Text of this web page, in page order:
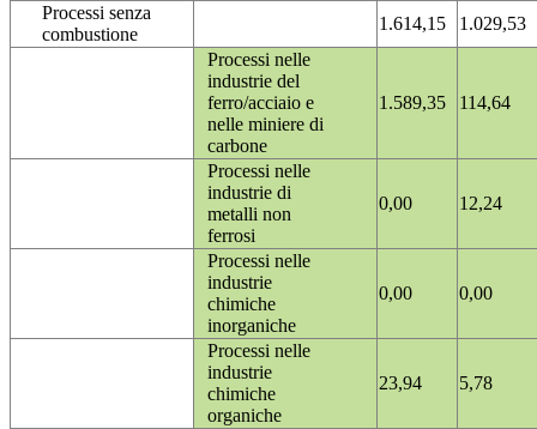
Processi senza
combustione
1.614,15
1.029,53
Processi nelle
industrie del
ferro/acciaio e
nelle miniere di
carbone
1.589,35 114,64
Processi nelle
industrie di
metalli non
ferrosi
0,00 12,24
Processi nelle
industrie
chimiche
inorganiche
0,00 0,00
Processi nelle
industrie
chimiche
organiche
23,94 5,78